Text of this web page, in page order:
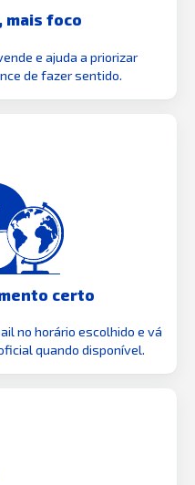
mais foco
e ajuda a priorizar
de fazer sentido.
certo
no horário escolhido e vá
quando disponível.